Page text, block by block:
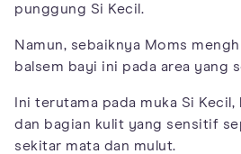
punggung Si Kecil.
Namun, sebaiknya Moms
balsem bayi ini pada area yang
Ini terutama pada muka Si
dan bagian kulit yang sensitif
sekitar mata dan mulut.